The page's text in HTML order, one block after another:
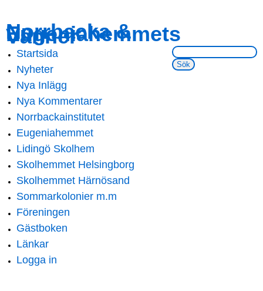
main
content
navigation
Norrbacka &
Eugeniahemmets
Vänner
Sök på webbsidan:
Main menu
Startsida
Nyheter
Nya Inlägg
Nya Kommentarer
Norrbackainstitutet
Eugeniahemmet
Lidingö Skolhem
Skolhemmet Helsingborg
Skolhemmet Härnösand
Sommarkolonier m.m
Föreningen
Gästboken
Länkar
Logga in